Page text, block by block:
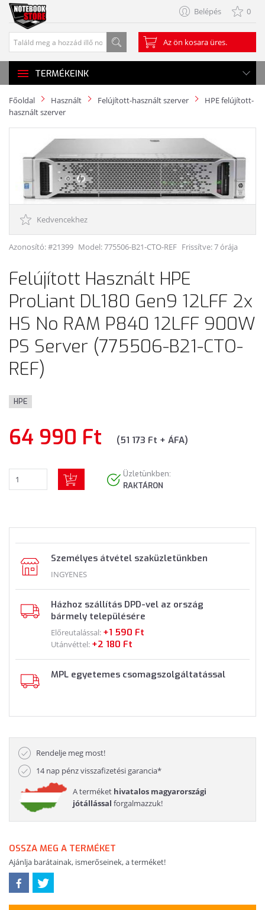
Belépés 0
Az ön kosara üres.
TERMÉKEINK
Főoldal Használt Felújított-használt szerver
HPE felújított-
használt szerver
Kedvencekhez
Azonosító: #21399 Model:775506-B21-CTO-REF Frissítve: 7 órája
Felújított Használt HPE
ProLiant DL180 Gen9 12LFF 2x
HS No RAM P840 12LFF 900W
PS Server (775506-B21-CTO-
REF)
HPE
64 990 Ft (51 173 Ft + ÁFA)
Üzletünkben:
RAKTÁRON
Személyes átvétel szaküzletünkben
INGYENES
Házhoz szállítás DPD-vel az ország
bármely településére
Előreutalással: +1 590 Ft
Utánvéttel: +2 180 Ft
MPL egyetemes csomagszolgáltatással
Rendelje meg most!
14 nap pénz visszafizetési garancia*
A terméket hivatalos magyarországi
jótállással forgalmazzuk!
OSSZA MEG A TERMÉKET
Ajánlja barátainak, ismerőseinek, a terméket!